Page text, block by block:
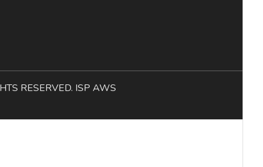
RESERVED. ISP AWS